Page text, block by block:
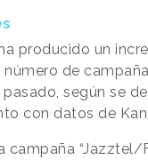
producido un
número de
según se
con datos de
“Jazztel/